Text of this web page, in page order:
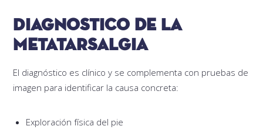
Diagnostico de la
metatarsalgia
El diagnóstico es clínico y se complementa con pruebas de
imagen para identificar la causa concreta:
Exploración física del pie